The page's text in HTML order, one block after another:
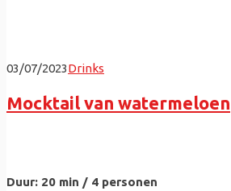
03/07/2023Drinks
Mocktail van watermeloen
Duur: 20 min / 4 personen